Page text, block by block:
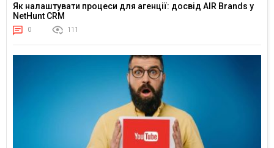
Як налаштувати процеси для агенції: досвід AIR Brands у
NetHunt CRM
0 111